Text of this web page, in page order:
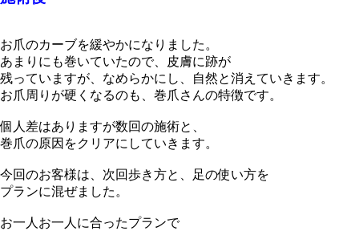
お爪のカーブを緩やかになりました。
あまりにも巻いていたので、皮膚に跡が
残っていますが、なめらかにし、自然と消えていきます。
お爪周りが硬くなるのも、巻爪さんの特徴です。
個人差はありますが数回の施術と、
巻爪の原因をクリアにしていきます。
今回のお客様は、次回歩き方と、足の使い方を
プランに混ぜました。
お一人お一人に合ったプランで